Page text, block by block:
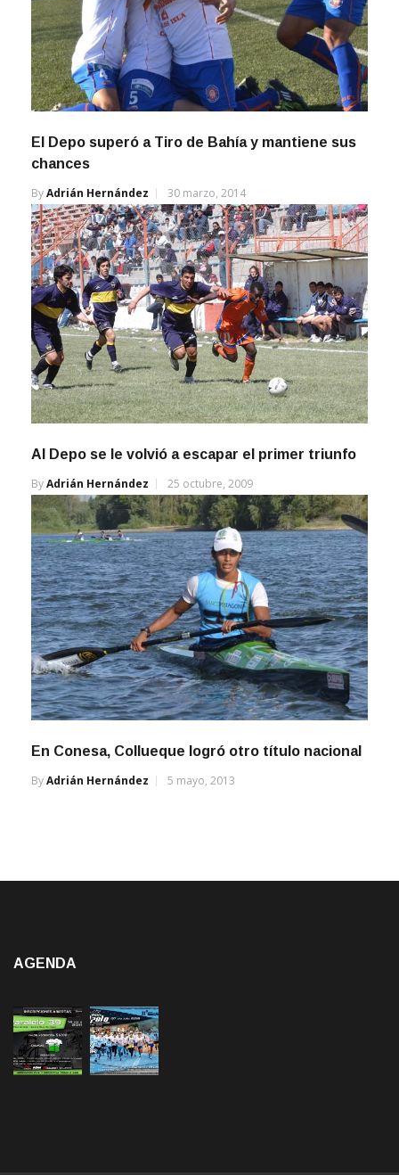
El Depo superó a Tiro de Bahía y mantiene sus
chances
ByAdrián Hernández 30 marzo, 2014
Al Depo se le volvió a escapar el primer triunfo
ByAdrián Hernández 25 octubre, 2009
En Conesa, Collueque logró otro título nacional
ByAdrián Hernández 5 mayo, 2013
AGENDA